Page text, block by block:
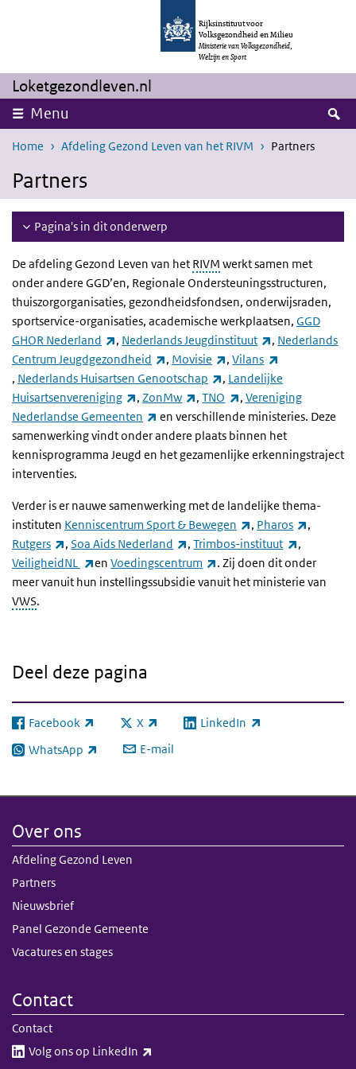
Overslaan en naar de inhoud gaan
Rijksinstituut voor
Volksgezondheid en Milieu
Ministerie van Volksgezondheid,
Welzijn en Sport
Loketgezondleven.nl
Menu
Home Afdeling Gezond Leven van het RIVM Partners
Partners
Pagina's in dit onderwerp
De afdeling Gezond Leven van het RIVM werkt samen met
onder andere GGD’en, Regionale Ondersteuningsstructuren,
thuiszorgorganisaties, gezondheidsfondsen, onderwijsraden,
sportservice-organisaties, academische werkplaatsen, GGD
GHOR Nederland
(externe link)
, Nederlands Jeugdinstituut (externe link)
, Nederlands
Centrum Jeugdgezondheid
(externe link)
, Movisie (externe link)
,Vilans
(externe link)
, Nederlands Huisartsen Genootschap (externe link)
, Landelijke
Huisartsenvereniging
(externe link)
,ZonMw (externe link)
,TNO (externe link)
, Vereniging
Nederlandse Gemeenten
(externe link)
en verschillende ministeries. Deze
samenwerking vindt onder andere plaats binnen het
kennisprogramma Jeugd en het gezamenlijke erkenningstraject
interventies.
Verder is er nauwe samenwerking met de landelijke thema-
instituten Kenniscentrum Sport & Bewegen (externe link)
, Pharos (externe
,
Rutgers
(externe link)
,Soa Aids Nederland (externe link)
,Trimbos-instituut (externe
,
VeiligheidNL
(externe link)
enVoedingscentrum (externe link)
. Zij doen dit onder
meer vanuit hun instellingssubsidie vanuit het ministerie van
VWS.
Deel deze pagina
Facebook
(externe link) X
(externe link) LinkedIn
(externe link)
WhatsApp
(externe link) E-mail
Over ons
Afdeling Gezond Leven
Partners
Nieuwsbrief
Panel Gezonde Gemeente
Vacatures en stages
Contact
Contact
Volg ons op LinkedIn​​